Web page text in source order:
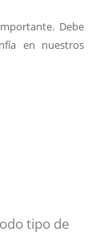
Debe
en nuestros
tipo de